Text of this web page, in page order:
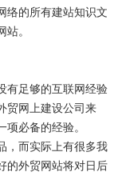
络的所有建站知识文
。
足够的互联网经验
贸网上建设公司来
必备的经验。
而实际上有很多我
的外贸网站将对日后